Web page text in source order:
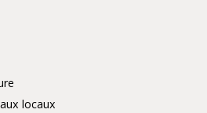
locaux